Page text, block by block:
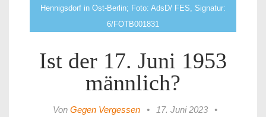
Hennigsdorf in Ost-Berlin; Foto: AdsD/ FES, Signatur:
6/FOTB001831
Ist der 17. Juni 1953
männlich?
Von Gegen Vergessen • 17. Juni 2023
•